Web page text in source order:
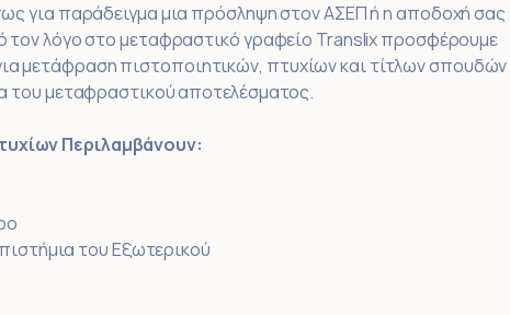
για παράδειγμα μια πρόσληψη στον ΑΣΕΠ ή η αποδοχή σας
τον λόγο στο μεταφραστικό γραφείο Translix προσφέρουμε
μετάφραση πιστοποιητικών, πτυχίων και τίτλων σπουδών
του μεταφραστικού αποτελέσματος.
Περιλαμβάνουν:
του Εξωτερικού